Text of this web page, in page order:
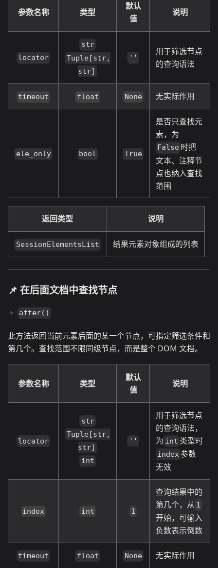
参数名称 类型
默认
值
说明
locator
str
Tuple[str,
str]
''
用于筛选节点
的查询语法
timeout float None 无实际作用
ele_only bool True
是否只查找元
素，为
False 时把
文本、注释节
点也纳入查找
范围
返回类型 说明
SessionElementsList 结果元素对象组成的列表
📌 在后面文档中查找节点
🔸 after()
此方法返回当前元素后面的某一个节点，可指定筛选条件和
第几个。查找范围不限同级节点，而是整个 DOM 文档。
参数名称 类型
默认
值
说明
locator
str
Tuple[str,
str]
int
''
用于筛选节点
的查询语法，
为 int 类型时
index参数
无效
index int 1
查询结果中的
第几个，从 1
开始，可输入
负数表示倒数
timeout float None 无实际作用